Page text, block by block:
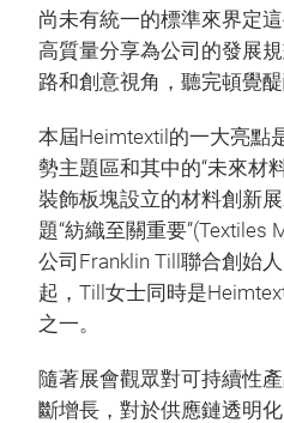
尚未有統一的標準來界定
高質量分享為公司的發展
路和創意視角，聽完頓覺
本屆Heimtextil的一大亮點
勢主題區和其中的“未來材
裝飾板塊設立的材料創新
題“紡織至關重要”(Textiles
公司Franklin Till聯合創始
起，Till女士同時是
之一。
隨著展會觀眾對可持續性
斷增長，對於供應鏈透明